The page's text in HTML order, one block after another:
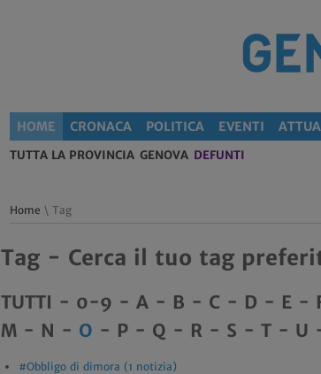
HOME CRONACA POLITICA EVENTI
TUTTA LA PROVINCIA GENOVA DEFUNTI
Home \ Tag
Tag - Cerca il tuo tag
TUTTI - 0-9 - A - B - C - D - E -
M - N - O - P - Q - R - S - T - U
#Obbligo di dimora (1 notizia)